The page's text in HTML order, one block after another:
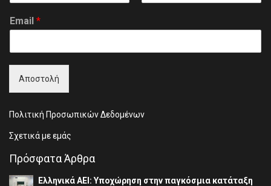
i
rEmail *
Αποστολή
Πολιτική Προσωπικών Δεδομένων
Σχετικά με εμάς
Πρόσφατα Άρθρα
Ελληνικά ΑΕΙ: Υποχώρηση στην παγκόσμια κατάταξη